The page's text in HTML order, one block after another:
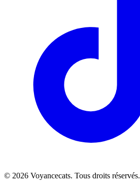
© 2026 Voyancecats. Tous droits réservés.